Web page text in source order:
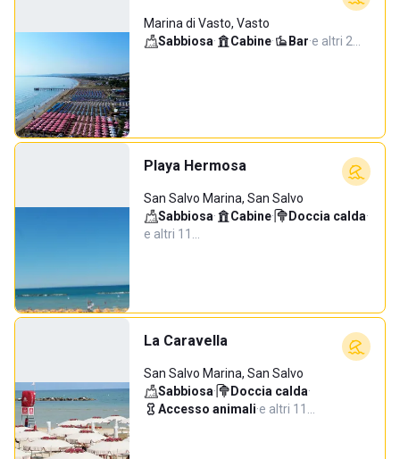
Marina di Vasto, Vasto
Sabbiosa· Cabine· Bar·e altri 2…
Playa Hermosa
San Salvo Marina, San Salvo
Sabbiosa· Cabine· Doccia calda·
e altri 11…
La Caravella
San Salvo Marina, San Salvo
Sabbiosa· Doccia calda·
Accesso animali·e altri 11…